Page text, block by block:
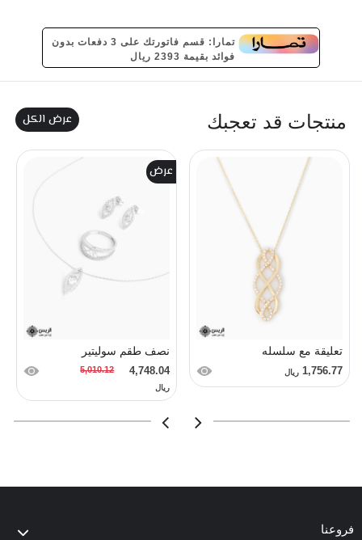
تمارا: قسم فاتورتك على 3 دفعات بدون
فوائد بقيمة 2393 ريال
منتجات قد تعجبك عرض الكل
تعليقة مع سلسله
1,756.77 ريال
عرض
نصف طقم سوليتير
4,748.04
ريال
5,010.12
فروعنا